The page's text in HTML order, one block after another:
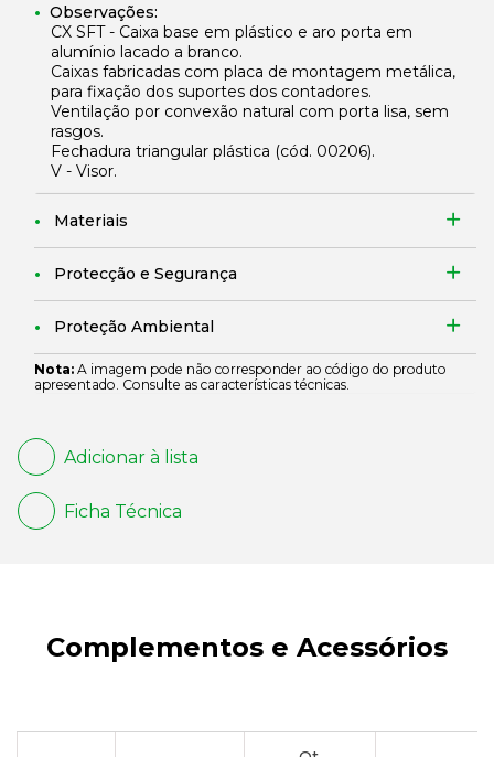
Observações:
CX SFT - Caixa base em plástico e aro porta em
alumínio lacado a branco.
Caixas fabricadas com placa de montagem metálica,
para fixação dos suportes dos contadores.
Ventilação por convexão natural com porta lisa, sem
rasgos.
Fechadura triangular plástica (cód. 00206).
V - Visor.
Materiais
Protecção e Segurança
Proteção Ambiental
Nota: A imagem pode não corresponder ao código do produto
apresentado. Consulte as características técnicas.
Adicionar à lista
Ficha Técnica
Complementos e Acessórios